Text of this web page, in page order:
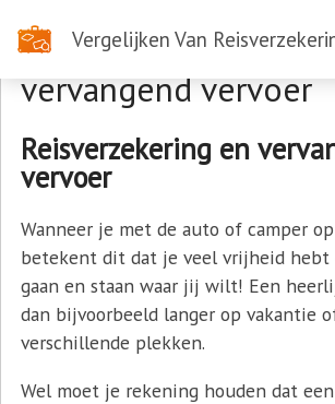
Vergelijken Van
Reisverzekering en
vervangend vervoer
Reisverzekering en
vervoer
Wanneer je met de auto of camper
betekent dit dat je veel vrijheid hebt
gaan en staan waar jij wilt! Een
dan bijvoorbeeld langer op vakantie
verschillende plekken.
Wel moet je rekening houden dat